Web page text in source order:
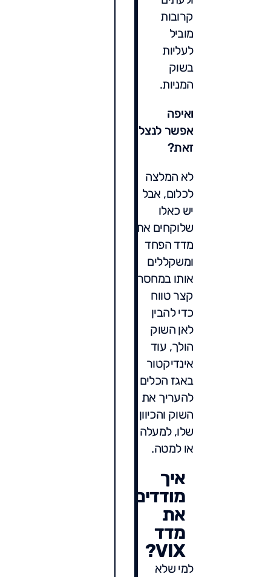
קרובות
מוביל
לעליות
בשוק
המניות.
ואיפה
אפשר לנצל
זאת?
לא המלצה
לכלום, אבל
יש כאלו
שלוקחים את
מדד הפחד
ומשקללים
אותו במחסר
קצר טווח
כדי להבין
לאן השוק
הולך, עוד
אינדיקטור
באגז הכלים
להעריך את
השוק והכיוון
שלו, למעלה
או למטה.
איך
מודדים
את
מדד
VIX?
למי שלא